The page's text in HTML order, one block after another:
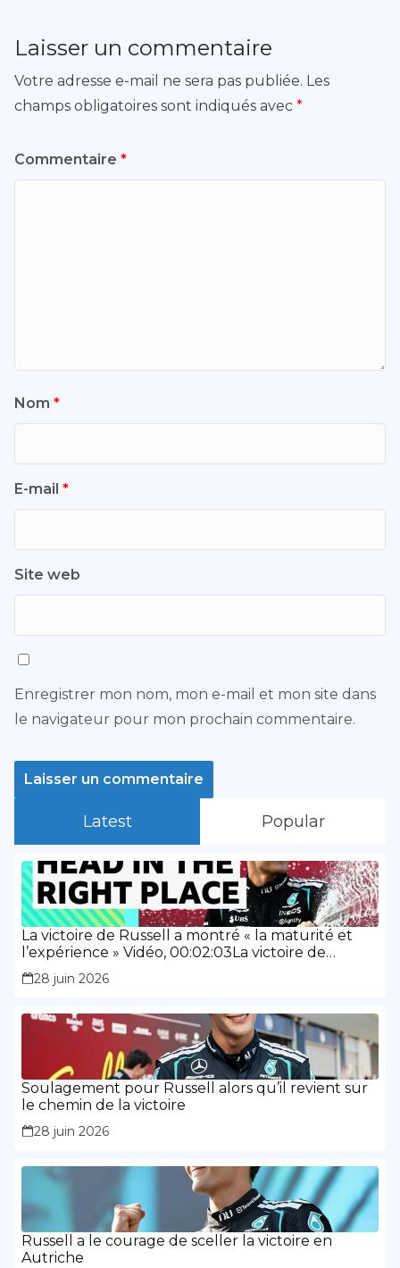
Laisser un commentaire
Votre adresse e-mail ne sera pas publiée. Les
champs obligatoires sont indiqués avec *
Commentaire *
Nom *
E-mail *
Site web
Enregistrer mon nom, mon e-mail et mon site dans
le navigateur pour mon prochain commentaire.
Latest Popular
La victoire de Russell a montré « la maturité et
l’expérience » Vidéo, 00:02:03La victoire de
Russell a montré « la maturité et l’expérience »
28 juin 2026
Soulagement pour Russell alors qu’il revient sur
le chemin de la victoire
28 juin 2026
Russell a le courage de sceller la victoire en
Autriche